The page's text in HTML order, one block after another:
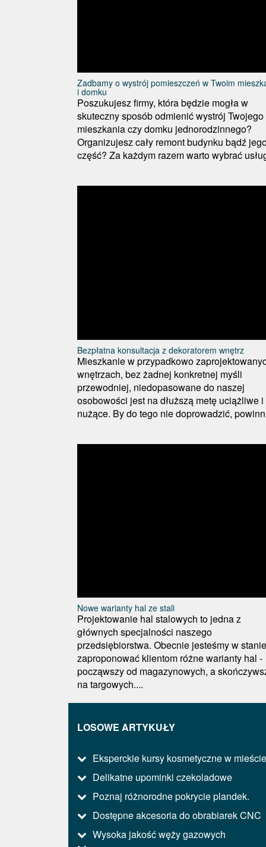
Zadbamy o wystrój pomieszczeń w Twoim
i domku
Poszukujesz firmy, która będzie mogła w
skuteczny sposób odmienić wystrój Twojego
mieszkania czy domku jednorodzinnego?
Organizujesz cały remont budynku bądź
część? Za każdym razem warto wybrać
Bezpłatna konsultacja z dekoratorem wnętrz
Mieszkanie w przypadkowo
wnętrzach, bez żadnej konkretnej myśli
przewodniej, niedopasowane do naszej
osobowości jest na dłuższą metę uciążliwe i
nużące. By do tego nie doprowadzić,
Nowe warianty hal ze stali
Projektowanie hal stalowych to jedna z
głównych specjalności naszego
przedsiębiorstwa. Obecnie jesteśmy w stanie
zaproponować klientom różne warianty hal -
począwszy od magazynowych, a
na targowych....
LOSOWE ARTYKUŁY
Eksperckie kursy kosmetyczne w mieście
Delikatne upominki czekoladowe
Poznaj różnorodne pokrycie plandek.
Dostępne akcesoria do obrabiarek CNC
Wysoka jakość węży gazowych